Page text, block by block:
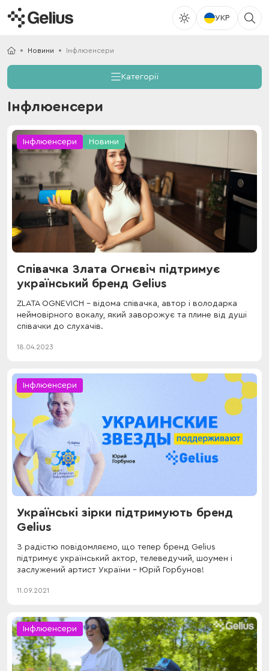
УКР
Новини Інфлюенсери
Інфлюенсери
Категорії
Інфлюенсери Новини
Співачка Злата Огнєвіч підтримує
український бренд Gelius
ZLATA OGNEVICH - відома співачка, автор і володарка
неймовірного вокалу, який заворожує та плине від душі
співачки до слухачів.
18.04.2023
Інфлюенсери
Українські зірки підтримують бренд
Gelius
З радістю повідомляємо, що тепер бренд Gelius
підтримує український актор, телеведучий, шоумен і
заслужений артист України - Юрій Горбунов!
11.09.2021
Інфлюенсери